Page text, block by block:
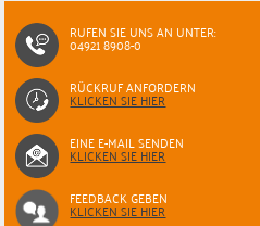
RUFEN SIE UNS AN UNTER:
04921 8908-0
RÜCKRUF ANFORDERN
KLICKEN SIE HIER
EINE E-MAIL SENDEN
KLICKEN SIE HIER
FEEDBACK GEBEN
KLICKEN SIE HIER